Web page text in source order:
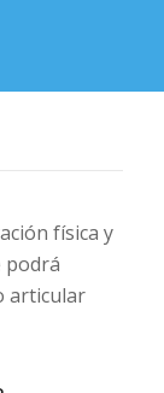
física y
podrá
articular